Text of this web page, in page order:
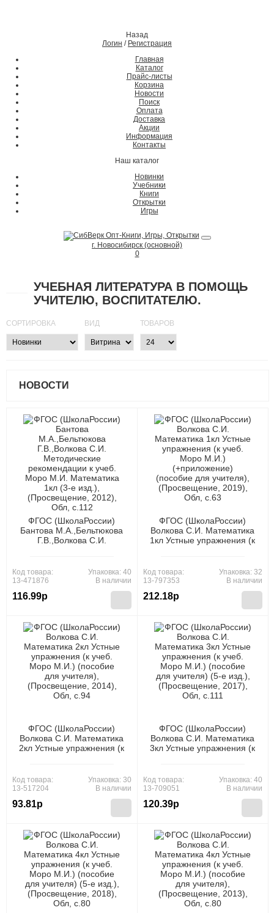
Назад
Логин / Регистрация
Главная
Каталог
Прайс-листы
Корзина
Новости
Поиск
Оплата
Доставка
Акции
Информация
Контакты
Наш каталог
Новинки
Учебники
Книги
Открытки
Игры
г. Новосибирск (основной)
0
УЧЕБНАЯ ЛИТЕРАТУРА В ПОМОЩЬ
УЧИТЕЛЮ, ВОСПИТАТЕЛЮ.
СОРТИРОВКА ВИД ТОВАРОВ
НОВОСТИ
ФГОС (ШколаРоссии)
Бантова М.А.,Бельтюкова
Г.В.,Волкова С.И.
Моро М.И. Математика 1кл
(3-е изд.), (Просвещение,
Код товара:
13-471876
116.99р
Упаковка: 40
В наличии
ФГОС (ШколаРоссии)
Волкова С.И. Математика
1кл Устные упражнения (к
для учителя),
(Просвещение, 2019), Обл,
Код товара:
13-797353
212.18р
Упаковка: 32
В наличии
ФГОС (ШколаРоссии)
Волкова С.И. Математика
2кл Устные упражнения (к
(Просвещение, 2014), Обл,
Код товара:
13-517204
93.81р
Упаковка: 30
В наличии
ФГОС (ШколаРоссии)
Волкова С.И. Математика
3кл Устные упражнения (к
(Просвещение, 2017), Обл,
Код товара:
13-709051
120.39р
Упаковка: 40
В наличии